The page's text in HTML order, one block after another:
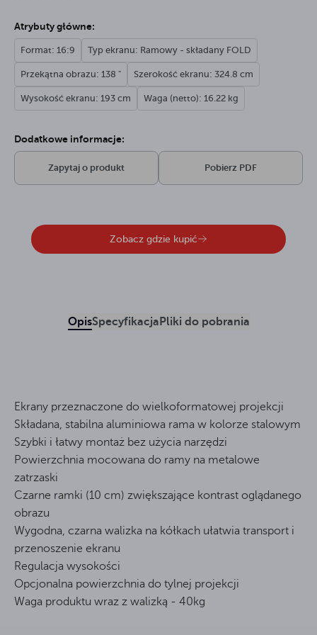
Atrybuty główne:
Format: 16:9 Typ ekranu: Ramowy - składany FOLD
Przekątna obrazu: 138 " Szerokość ekranu: 324.8 cm
Wysokość ekranu: 193 cm Waga (netto): 16.22 kg
Dodatkowe informacje:
Zapytaj o produkt Pobierz PDF
Zobacz gdzie kupić
OpisSpecyfikacja Pliki do pobrania
Ekrany przeznaczone do wielkoformatowej projekcji
Składana, stabilna aluminiowa rama w kolorze stalowym
Szybki i łatwy montaż bez użycia narzędzi
Powierzchnia mocowana do ramy na metalowe
zatrzaski
Czarne ramki (10 cm) zwiększające kontrast oglądanego
obrazu
Wygodna, czarna walizka na kółkach ułatwia transport i
przenoszenie ekranu
Regulacja wysokości
Opcjonalna powierzchnia do tylnej projekcji
Waga produktu wraz z walizką - 40kg